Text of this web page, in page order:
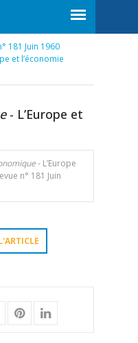
181 Juin 1960
et l’économie
- L’Europe et
- L’Europe
n° 181 Juin